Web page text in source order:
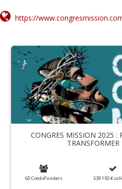
https://
CONGRES MISSION 2025 :
TRANSFORMER
60 CredoFunders 539 150 €